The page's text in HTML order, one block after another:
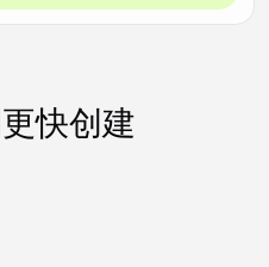
快创建